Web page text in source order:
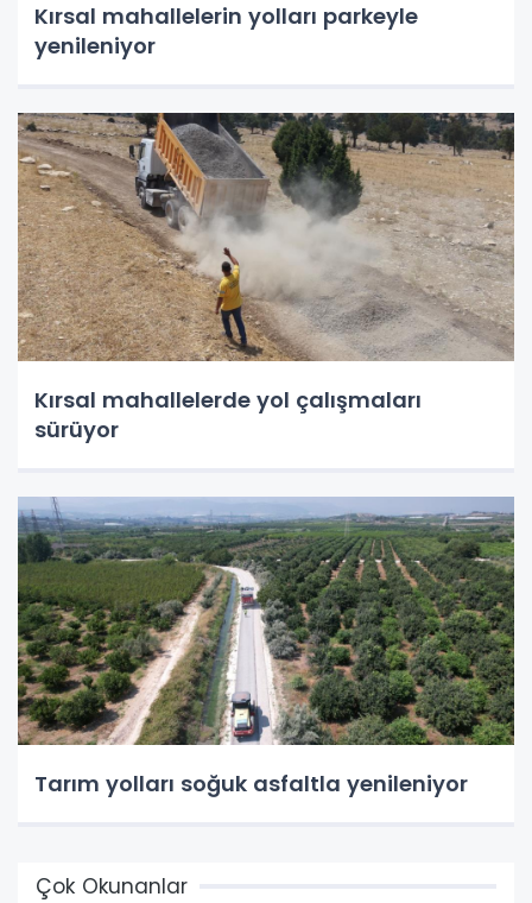
Kırsal mahallelerin yolları parkeyle
yenileniyor
Kırsal mahallelerde yol çalışmaları
sürüyor
Tarım yolları soğuk asfaltla yenileniyor
Çok Okunanlar